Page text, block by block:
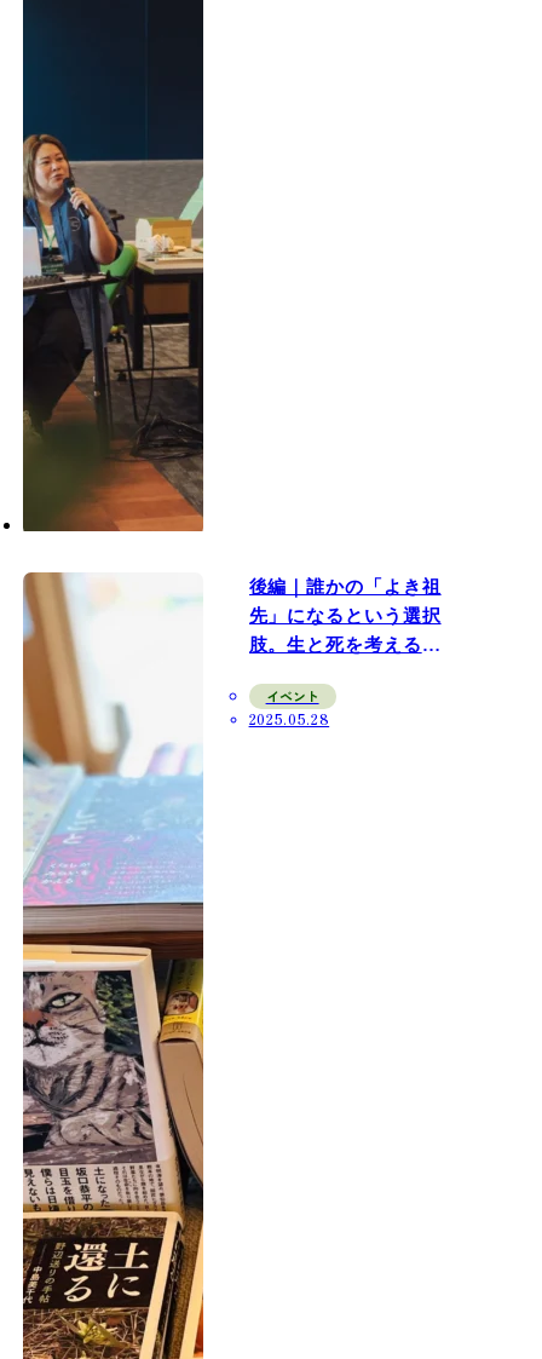
後編｜誰かの「よき祖
先」になるという選択
肢。生と死を考える
セッションレポート
イベント
2025.05.28